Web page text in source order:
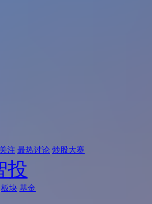
注 最热讨论 炒股大赛
投
板块 基金